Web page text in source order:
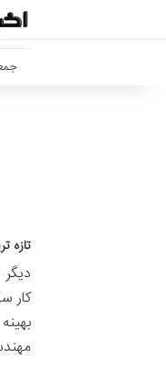
جمعه، 16
تازه
دیگر
کار
بهینه